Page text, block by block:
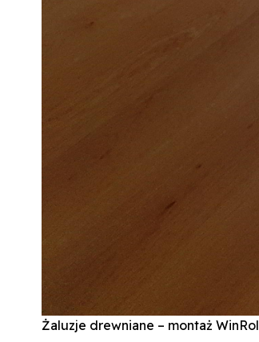
Żaluzje drewniane – montaż WinRol